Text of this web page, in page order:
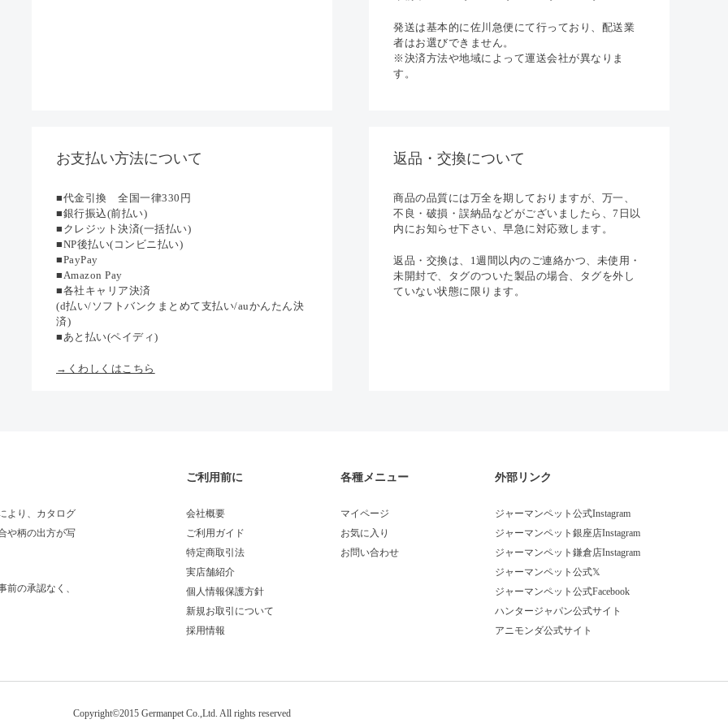
発送は基本的に佐川急便にて行っており、配送業
者はお選びできません。
※決済方法や地域によって運送会社が異なりま
す。
お支払い方法について
■代金引換 全国一律330円
■銀行振込(前払い)
■クレジット決済(一括払い)
■NP後払い(コンビニ払い)
■PayPay
■Amazon Pay
■各社キャリア決済
(d払い/ソフトバンクまとめて支払い/auかんたん決
済)
■あと払い(ペイディ)
→くわしくはこちら
返品・交換について
商品の品質には万全を期しておりますが、万一、
不良・破損・誤納品などがございましたら、7日以
内にお知らせ下さい、早急に対応致します。
返品・交換は、1週間以内のご連絡かつ、未使用・
未開封で、タグのついた製品の場合、タグを外し
ていない状態に限ります。
より、カタログ
や柄の出方が写
の承認なく、
ご利用前に
会社概要
ご利用ガイド
特定商取引法
実店舗紹介
個人情報保護方針
新規お取引について
採用情報
各種メニュー
マイページ
お気に入り
お問い合わせ
外部リンク
ジャーマンペット公式Instagram
ジャーマンペット銀座店Instagram
ジャーマンペット鎌倉店Instagram
ジャーマンペット公式𝕏
ジャーマンペット公式Facebook
ハンタージャパン公式サイト
アニモンダ公式サイト
Copyright©2015 Germanpet Co.,Ltd. All rights reserved